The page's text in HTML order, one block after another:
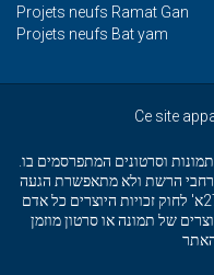
Projets neufs Ramat Gan
Projets neufs Bat yam
Ce site
וסרטונים המתפרסמים בו.
הרשת ולא מתאפשרת הגעה
למקור החומר הויזאולי, לכן בהתאם לסעיף 27א' לחוק זכויות היוצרים כל אדם
של תמונה או סרטון מוזמן